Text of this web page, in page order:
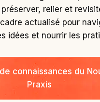
relier et
actualisé pour
idées et nourrir les
connaissances du
Praxis